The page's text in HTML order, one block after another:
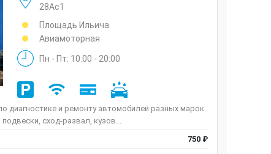
28Ас1
Площадь Ильича
Авиамоторная
Пн - Пт: 10:00 - 20:00
диагностике и ремонту автомобилей разных марок.
сход-развал, кузов...
750 ₽